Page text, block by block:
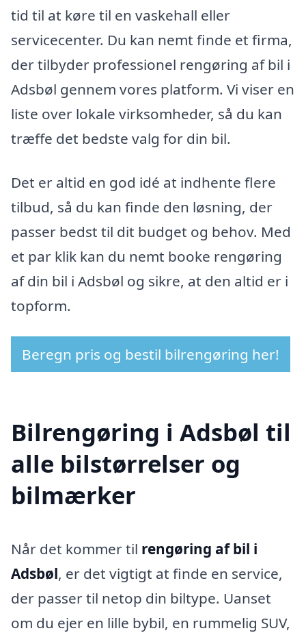
tid til at køre til en vaskehall eller
servicecenter. Du kan nemt finde et firma,
der tilbyder professionel rengøring af bil i
Adsbøl gennem vores platform. Vi viser en
liste over lokale virksomheder, så du kan
træffe det bedste valg for din bil.
Det er altid en god idé at indhente flere
tilbud, så du kan finde den løsning, der
passer bedst til dit budget og behov. Med
et par klik kan du nemt booke rengøring
af din bil i Adsbøl og sikre, at den altid er i
topform.
Beregn pris og bestil bilrengøring her!
Bilrengøring i Adsbøl til
alle bilstørrelser og
bilmærker
Når det kommer til rengøring af bil i
Adsbøl, er det vigtigt at finde en service,
der passer til netop din biltype. Uanset
om du ejer en lille bybil, en rummelig SUV,